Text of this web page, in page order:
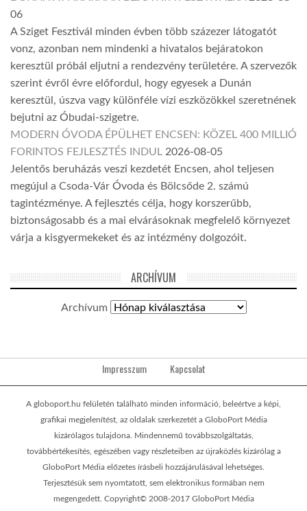
06
A Sziget Fesztivál minden évben több százezer látogatót
vonz, azonban nem mindenki a hivatalos bejáratokon
keresztül próbál eljutni a rendezvény területére. A szervezők
szerint évről évre előfordul, hogy egyesek a Dunán
keresztül, úszva vagy különféle vízi eszközökkel szeretnének
bejutni az Óbudai-szigetre.
MODERN ÓVODA ÉPÜLHET ENCSEN: KÖZEL 400 MILLIÓ
FORINTOS FEJLESZTÉS INDUL 2026-08-05
Jelentős beruházás veszi kezdetét Encsen, ahol teljesen
megújul a Csoda-Vár Óvoda és Bölcsőde 2. számú
tagintézménye. A fejlesztés célja, hogy korszerűbb,
biztonságosabb és a mai elvárásoknak megfelelő környezet
várja a kisgyermekeket és az intézmény dolgozóit.
ARCHÍVUM
Archívum
Impresszum Kapcsolat
A globoport.hu felületén található minden információ, beleértve a képi,
grafikai megjelenítést, az oldalak szerkezetét a GloboPort Média
kizárólagos tulajdona. Mindennemű továbbszolgáltatás,
továbbértékesítés, egészében vagy részleteiben az újraközlés kizárólag a
GloboPort Média előzetes írásbeli hozzájárulásával lehetséges.
Terjesztésük sem nyomtatott, sem elektronikus formában nem
megengedett. Copyright© 2008-2017 GloboPort Média